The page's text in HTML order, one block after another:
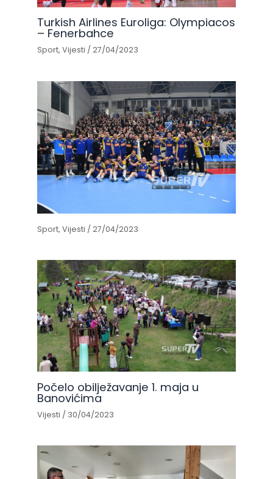
Turkish Airlines Euroliga: Olympiacos
– Fenerbahce
Sport,Vijesti /27/04/2023
Sport,Vijesti /27/04/2023
Počelo obilježavanje 1. maja u
Banovićima
Vijesti / 30/04/2023